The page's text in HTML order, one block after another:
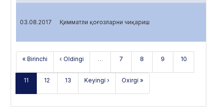
03.08.2017 Қимматли қоғозларни чиқариш
« Birinchi ‹ Oldingi … 7 8 9 10
11 12 13 Keyingi › Oxirgi »